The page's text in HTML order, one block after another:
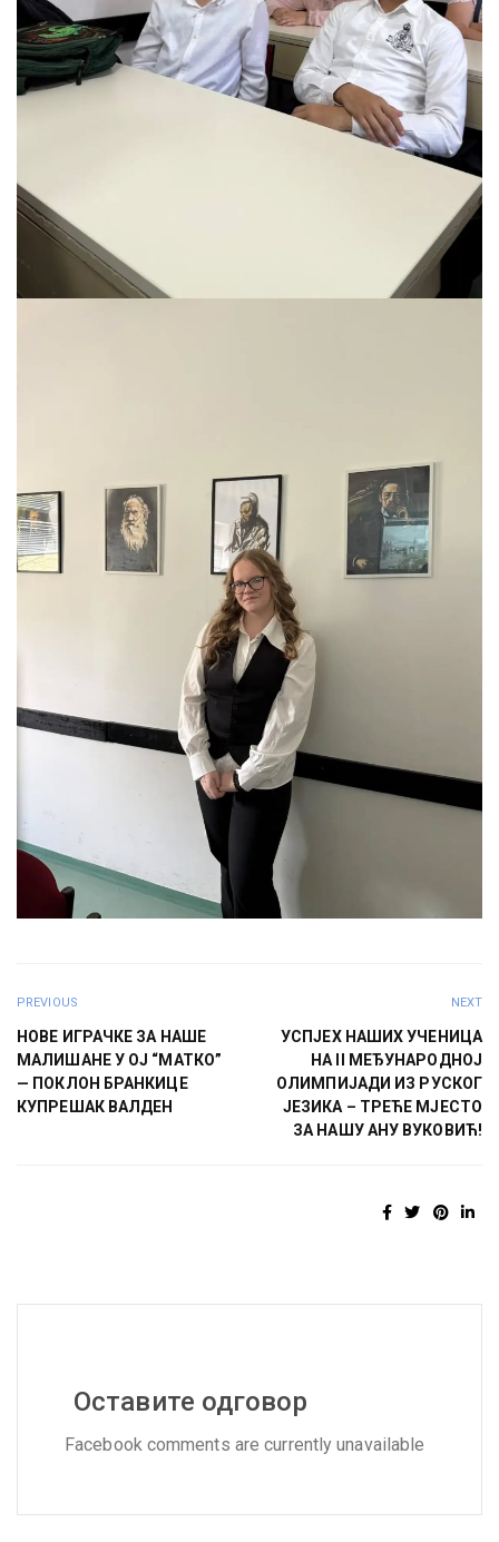
PREVIOUS
НОВЕ ИГРАЧКЕ ЗА НАШЕ
МАЛИШАНЕ У ОЈ “МАТКО”
— ПОКЛОН БРАНКИЦЕ
КУПРЕШАК ВАЛДЕН
NEXT
УСПЈЕХ НАШИХ УЧЕНИЦА
НА II МЕЂУНАРОДНОЈ
ОЛИМПИЈАДИ ИЗ РУСКОГ
ЈЕЗИКА – ТРЕЋЕ МЈЕСТО
ЗА НАШУ АНУ ВУКОВИЋ!
Оставите одговор
Facebook comments are currently unavailable